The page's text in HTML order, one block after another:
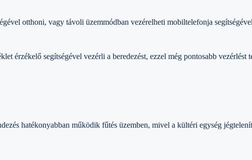
otthoni, vagy távoli üzemmódban vezérelheti mobiltelefonja
érzékelő segítségével vezérli a beredezést, ezzel még pontosabb vezérlést
hatékonyabban működik fűtés üzemben, mivel a kültéri egység